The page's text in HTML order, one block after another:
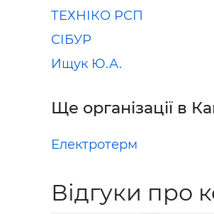
ТЕХНІКО РСП
СІБУР
Ищук Ю.А.
Ще організації в
Електротерм
Відгуки про